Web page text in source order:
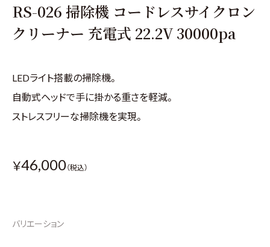
RS-026 掃除機 コードレスサイクロン
クリーナー 充電式 22.2V 30000pa
LEDライト搭載の掃除機。
自動式ヘッドで手に掛かる重さを軽減。
ストレスフリーな掃除機を実現。
￥46,000（税込）
バリエーション